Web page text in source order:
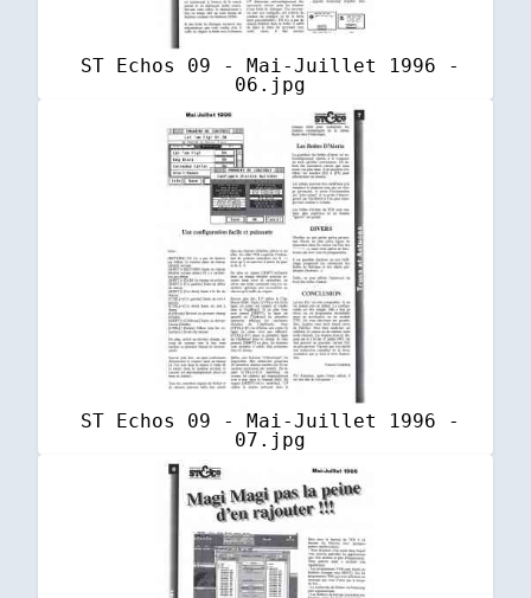
ST Echos 09 - Mai-Juillet 1996 -
06.jpg
ST Echos 09 - Mai-Juillet 1996 -
07.jpg